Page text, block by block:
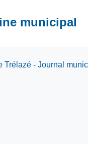
municipal
Trélazé - Journal